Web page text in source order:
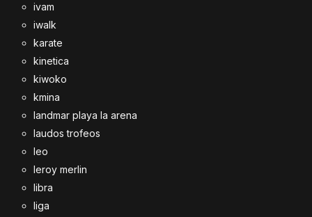
ivam
iwalk
karate
kinetica
kiwoko
kmina
landmar playa la arena
laudos trofeos
leo
leroy merlin
libra
liga